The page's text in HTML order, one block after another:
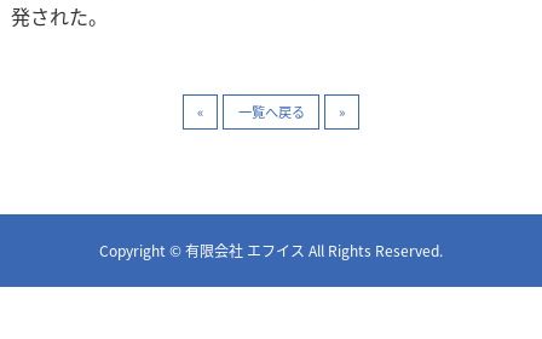
発された。
« 一覧へ戻る »
Copyright © 有限会社 エフイス All Rights Reserved.